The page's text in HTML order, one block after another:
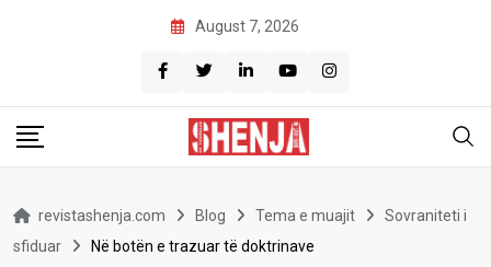
August 7, 2026
revistashenja.com Blog Tema e muajit
Sovraniteti i
sfiduar
Në botën e trazuar të doktrinave